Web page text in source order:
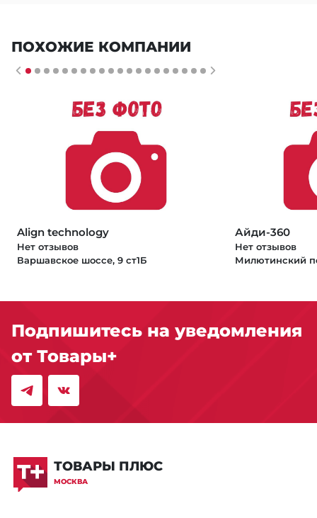
ПОХОЖИЕ КОМПАНИИ
Align technology
Нет отзывов
Варшавское шоссе, 9 ст1Б
Айди-360
Нет отзывов
Милютинский
Подпишитесь на уведомления
от Товары+
ТОВАРЫ ПЛЮС
МОСКВА